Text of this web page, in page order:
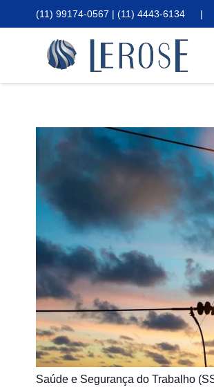
(11) 99174-0567 | (11) 4443-6134 |
Saúde e Segurança do Trabalho